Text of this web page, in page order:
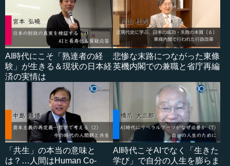
AI時代にこそ「熟達者の経
験」が生きる＆現状の日本経
済の実情は
悲惨な末路につながった東條
英機内閣での兼職と省庁再編
「共生」の本当の意味と
は？…人間はHuman Co-
AI時代こそAIでなく「生きた
学び」で自分の人生を膨らま